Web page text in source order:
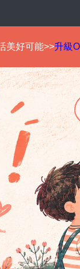
美好可能>>升級